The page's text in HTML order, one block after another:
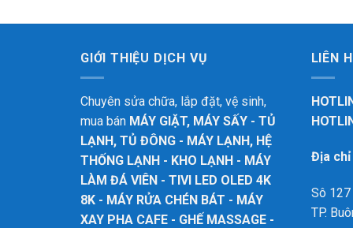
GIỚI THIỆU DỊCH VỤ
Chuyên sửa chữa, lắp đặt, vệ sinh,
mua bán MÁY GIẶT, MÁY SẤY - TỦ
LẠNH, TỦ ĐÔNG - MÁY LẠNH, HỆ
THỐNG LẠNH - KHO LẠNH - MÁY
LÀM ĐÁ VIÊN - TIVI LED OLED 4K
8K - MÁY RỬA CHÉN BÁT - MÁY
XAY PHA CAFE - GHẾ MASSAGE -
LIÊN
Địa chỉ
Sô 127
TP.